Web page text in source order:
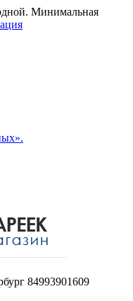
Минимальная
84993901609